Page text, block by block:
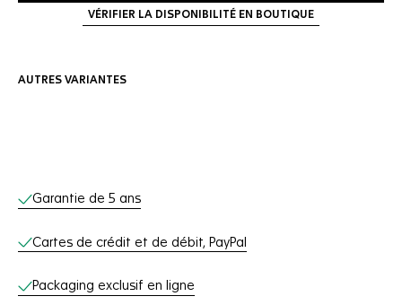
VÉRIFIER LA DISPONIBILITÉ EN BOUTIQUE
AUTRES VARIANTES
Services en ligne
Garantie de 5 ans
Cartes de crédit et de débit, PayPal
Packaging exclusif en ligne